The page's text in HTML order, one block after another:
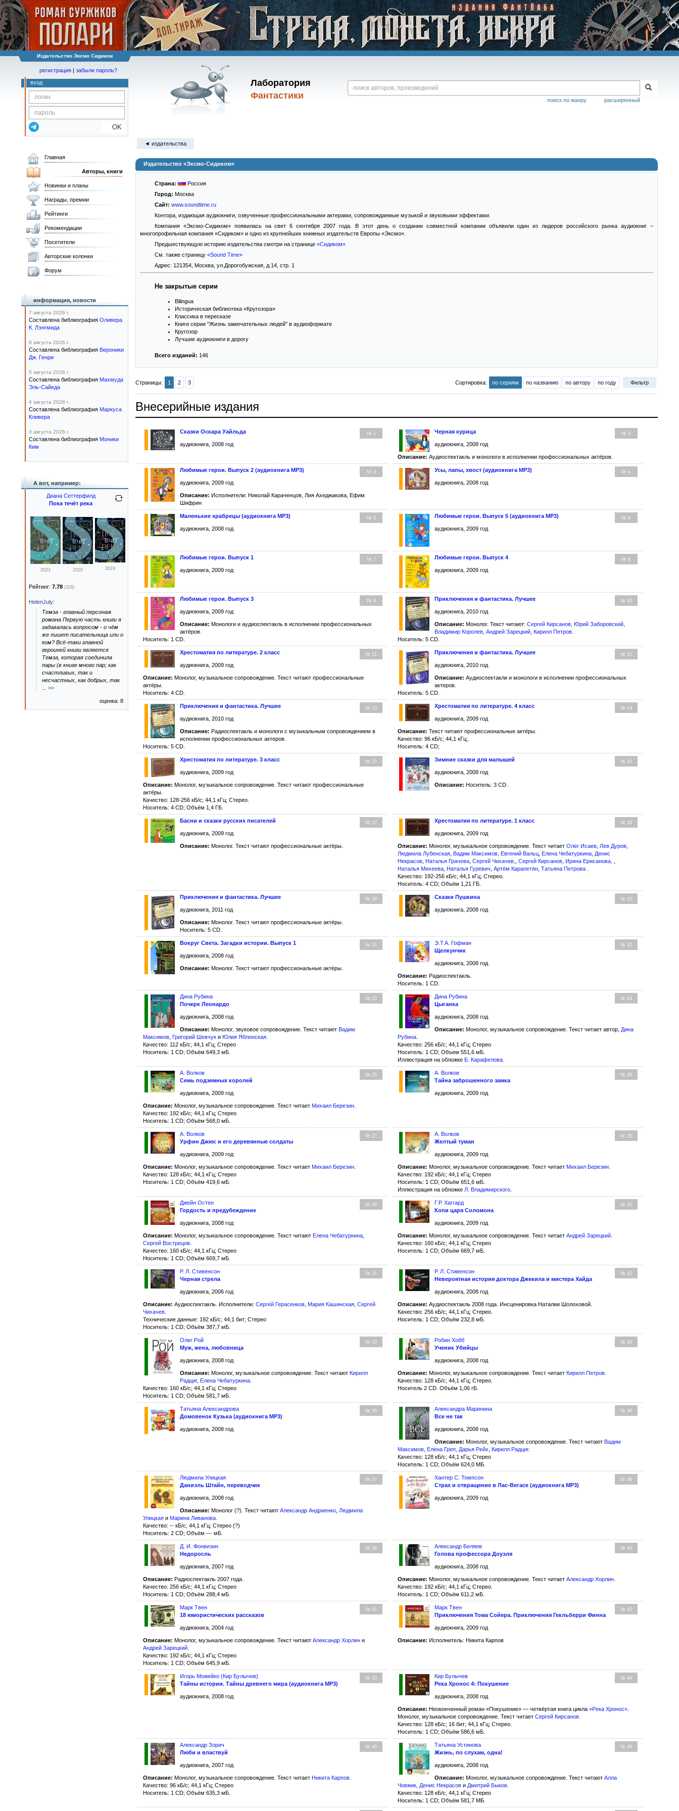
Издательство Эксмо Сидиком
Лаборатория
Фантастики
расширенный
поиск по жанру
регистрация | забыли пароль?
вход
OK
◄ издательства
Издательство «Эксмо-Сидиком»
Страна:
Россия
Город: Москва
Сайт: www.soundtime.ru
Контора, издающая аудиокниги, озвученные профессиональными актерами, сопровождаемые музыкой и звуковыми эффектами.
Компания «Эксмо-Сидиком» появилась на свет 6 сентября 2007 года. В этот день о создании совместной компании объявили один из лидеров российского рынка аудиокниг –
многопрофильная компания «Сидиком» и одно из крупнейших книжных издательств Европы «Эксмо».
Предшествующую историю издательства смотри на странице «Сидиком»
См. также страницу «Sound Time»
Адрес: 121354, Москва, ул.Дорогобужская, д.14, стр. 1
Не закрытые серии
Bilingua
Историческая библиотека «Кругозора»
Классика в пересказе
Книги серии "Жизнь замечательных людей" в аудиоформате
Кругозор
Лучшие аудиокниги в дорогу
Всего изданий: 146
Страницы: 1 2 3 Сортировка: по сериям по названию по автору по году Фильтр
Внесерийные издания
№ 1
Сказки Оскара Уайльда
аудиокнига, 2008 год
№ 2
Черная курица
аудиокнига, 2008 год
Описание: Аудиоспектакль и монологи в исполнении профессиональных актёров.
№ 3
Любимые герои. Выпуск 2 (аудиокнига MP3)
аудиокнига, 2009 год
Описание: Исполнители: Николай Караченцов, Лия Ахеджакова, Ефим
Шифрин
№ 4
Усы, лапы, хвост (аудиокнига MP3)
аудиокнига, 2008 год
№ 5
Маленькие храбрецы (аудиокнига MP3)
аудиокнига, 2008 год
№ 6
Любимые герои. Выпуск 5 (аудиокнига MP3)
аудиокнига, 2009 год
№ 7
Любимые герои. Выпуск 1
аудиокнига, 2009 год
№ 8
Любимые герои. Выпуск 4
аудиокнига, 2009 год
№ 9
Любимые герои. Выпуск 3
аудиокнига, 2009 год
Описание: Монологи и аудиоспектакль в исполнении профессиональных
актёров.
Носитель: 1 CD.
№ 10
Приключения и фантастика. Лучшее
аудиокнига, 2010 год
Описание: Монолог. Текст читают:Сергей Кирсанов Юрий Заборовский
Владимир Королев ,Андрей Зарецкий Кирилл Петров
Носитель: 5 CD.
№ 11
Хрестоматия по литературе. 2 класс
аудиокнига, 2009 год
Описание: Монолог, музыкальное сопровождение. Текст читают профессиональные
актёры.
Носитель: 4 CD.
№ 12
Приключения и фантастика. Лучшее
аудиокнига, 2010 год
Описание: Аудиоспектакли и монологи в исполнении профессиональных
актеров.
Носитель: 5 CD.
№ 13
Приключения и фантастика. Лучшее
аудиокнига, 2010 год
Описание: Радиоспектакль и монологи с музыкальным сопровождением в
исполнении профессиональных актеров.
Носитель: 5 CD.
№ 14
Хрестоматия по литературе. 4 класс
аудиокнига, 2009 год
Описание: Текст читают профессиональные актёры.
Качество: 96 кБ/с; 44,1 кГц;.
Носитель: 4 CD;
№ 15
Хрестоматия по литературе. 3 класс
аудиокнига, 2009 год
Описание: Монолог, музыкальное сопровождение. Текст читают профессиональные
актёры.
Качество: 128-256 кБ/с; 44,1 кГц; Стерео.
Носитель: 4 CD; Объём 1,4 ГБ.
№ 16
Зимние сказки для малышей
аудиокнига, 2008 год
Описание: Носитель: 3 CD.
№ 17
Басни и сказки русских писателей
аудиокнига, 2009 год
Описание: Монолог. Текст читают профессиональные актёры.
№ 18
Хрестоматия по литературе. 1 класс
аудиокнига, 2009 год
Описание: Монолог, музыкальное сопровождение. Текст читаетОлег Исаев Лев Дуров
Людмила Лубенская Вадим Максимов Евгений Вальц Елена Чебатуркина Денис
Некрасов Наталья Грачева ,Сергей Чихачев, ,Сергей Кирсанов Ирина Ерисанова,
Наталья Михеева Наталья Гуревич ,Артём Карапетян ,Татьяна Петрова
Качество: 192-256 кБ/с; 44,1 кГц; Стерео.
Носитель: 4 CD; Объём 1,21 ГБ.
№ 19
Приключения и фантастика. Лучшее
аудиокнига, 2011 год
Описание: Монолог. Текст читают профессиональные актёры.
Носитель: 5 CD.
№ 20
Сказки Пушкина
аудиокнига, 2008 год
№ 21
Вокруг Света. Загадки истории. Выпуск 1
аудиокнига, 2008 год
Описание: Монолог. Текст читают профессиональные актёры.
№ 22
Э.Т.А. Гофман
Щелкунчик
аудиокнига, 2008 год
Описание: Радиоспектакль.
Носитель: 1 CD.
№ 23
Дина Рубина
Почерк Леонардо
аудиокнига, 2008 год
Описание: Монолог, звуковое сопровождение. Текст читают Вадим
Максимов Григорий Шевчук и Юлия Яблонская
Качество: 112 кБ/с; 44,1 кГц; Стерео
Носитель: 1 CD; Объём 649,3 мБ.
№ 24
Дина Рубина
Цыганка
аудиокнига, 2008 год
Описание: Монолог, музыкальное сопровождение. Текст читает автор, Дина
Рубина
Качество: 256 кБ/с; 44,1 кГц; Стерео
Носитель: 1 CD; Объем 551,6 мБ.
Иллюстрация на обложке Б. Карафелова
№ 25
А. Волков
Семь подземных королей
аудиокнига, 2009 год
Описание: Монолог, музыкальное сопровождение. Текст читает Михаил Березин
Качество: 192 кБ/с; 44,1 кГц; Стерео
Носитель: 1 CD; Объём 568,0 мБ.
№ 26
А. Волков
Тайна заброшенного замка
аудиокнига, 2009 год
№ 27
А. Волков
Урфин Джюс и его деревянные солдаты
аудиокнига, 2009 год
Описание: Монолог, музыкальное сопровождение. Текст читает Михаил Березин
Качество: 128 кБ/с; 44,1 кГц; Стерео
Носитель: 1 CD; Объём 419,6 мБ.
№ 28
А. Волков
Желтый туман
аудиокнига, 2009 год
Описание: Монолог, музыкальное сопровождение. Текст читает Михаил Березин
Качество: 192 кБ/с; 44,1 кГц; Стерео
Носитель: 1 CD; Объём 651,6 мБ.
Иллюстрация на обложке Л. Владимирского
№ 29
Джейн Остен
Гордость и предубеждение
аудиокнига, 2008 год
Описание: Монолог, музыкальное сопровождение. Текст читают Елена Чебатуркина
Сергей Вострецов
Качество: 160 кБ/с; 44,1 кГц; Стерео
Носитель: 1 CD; Объём 669,7 мБ.
№ 30
Г.Р. Хаггард
Копи царя Соломона
аудиокнига, 2009 год
Описание: Монолог, музыкальное сопровождение. Текст читаетАндрей Зарецкий
Качество: 160 кБ/с; 44,1 кГц; Стерео
Носитель: 1 CD; Объём 669,7 мБ.
№ 31
Р. Л. Стивенсон
Черная стрела
аудиокнига, 2006 год
Описание: Аудиоспектакль. Исполнители: Сергей Герасенков Мария Кашинская Сергей
Чихачев
Технические данные: 192 кБ/с; 44,1 бит; Стерео
Носитель: 1 CD; Объём 387,7 мБ.
№ 32
Р. Л. Стивенсон
Невероятная история доктора Джекила и мистера Хайда
аудиокнига, 2008 год
Описание: Аудиоспектакль 2008 года. Инсценировка Наталии Шолоховой.
Качество: 256 кБ/с; 44,1 кГц; Стерео.
Носитель: 1 CD; Объём 232,8 мБ.
№ 33
Олег Рой
Муж, жена, любовница
аудиокнига, 2008 год
Описание: Монолог, музыкальное сопровождение. Текст читают Кирилл
Радциг, Елена Чебатуркина
Качество: 160 кБ/с; 44,1 кГц; Стерео
Носитель: 1 CD; Объём 581,7 мБ.
№ 34
Робин Хобб
Ученик Убийцы
аудиокнига, 2008 год
Описание: Монолог, музыкальное сопровождение. Текст читает Кирилл Петров
Качество: 128 кБ/с; 44,1 кГц; Стерео.
Носитель 2 CD. Объём 1,06 гБ.
№ 35
Татьяна Александрова
Домовенок Кузька (аудиокнига MP3)
аудиокнига, 2008 год
№ 36
Александра Маринина
Все не так
аудиокнига, 2008 год
Описание: Монолог, музыкальное сопровождение. Текст читают Вадим
Максимов Елена Греп Дарья Рейх Кирилл Радциг.
Качество: 128 кБ/с; 44,1 кГц; Стерео
Носитель: 1 CD; Объём 624,0 МБ.
№ 37
Людмила Улицкая
Даниэль Штайн, переводчик
аудиокнига, 2008 год
Описание: Монолог (?). Текст читают Александр Андриенко Людмила
Улицкая и Марина Ливанова
Качество: -- кБ/с; 44,1 кГц; Стерео (?)
Носитель: 2 CD; Объём --- мБ.
№ 38
Хантер С. Томпсон
Страх и отвращение в Лас-Вегасе (аудиокнига MP3)
аудиокнига, 2009 год
№ 39
Д. И. Фонвизин
Недоросль
аудиокнига, 2007 год
Описание: Радиоспектакль 2007 года.
Качество: 256 кБ/с; 44,1 кГц; Стерео
Носитель: 1 CD; Объём 288,4 мБ.
№ 40
Александр Беляев
Голова профессора Доуэля
аудиокнига, 2008 год
Описание: Монолог, музыкальное сопровождение. Текст читаетАлександр Хорлин
Качество: 192 кБ/с; 44,1 кГц; Стерео.
Носитель: 1 CD; Объём 611,2 мБ.
№ 41
Марк Твен
18 юмористических рассказов
аудиокнига, 2004 год
Описание: Монолог, музыкальное сопровождение. Текст читают Александр Хорлин и
Андрей Зарецкий
Качество: 192 кБ/с; 44,1 кГц; Стерео
Носитель: 1 CD; Объём 645,9 мБ.
№ 42
Марк Твен
Приключения Тома Сойера. Приключения Гекльберри Финна
аудиокнига, 2009 год
Описание: Исполнитель: Никита Карпов
№ 43
Игорь Можейко (Кир Булычев)
Тайны истории. Тайны древнего мира (аудиокнига MP3)
аудиокнига, 2008 год
№ 44
Кир Булычев
Река Хронос 4: Покушение
аудиокнига, 2008 год
Описание: Неоконченный роман «Покушение» — четвёртая книга цикла«Река Хронос»
Монолог, музыкальное сопровождение. Текст читаетСергей Кирсанов
Качество: 128 кБ/с; 16 бит; 44,1 кГц; Стерео.
Носитель: 1 CD; Объём 586,6 мБ.
№ 45
Александр Зорич
Люби и властвуй
аудиокнига, 2007 год
Описание: Монолог, музыкальное сопровождение. Текст читает Никита Карпов
Качество: 96 кБ/с; 44,1 кГц; Стерео
Носитель: 1 CD; Объём 635,3 мБ.
№ 46
Татьяна Устинова
Жизнь, по слухам, одна!
аудиокнига, 2008 год
Описание: Монолог, музыкальное сопровождение. Текст читаютАлла
Човжик Денис Некрасов и Дмитрий Быков
Качество: 128 кБ/с; 44,1 кГц; Стерео
Носитель: 1 CD; Объём 581,7 МБ.
Главная
Авторы, книги
Новинки и планы
Награды, премии
Рейтинги
Рекомендации
Посетители
Авторские колонки
Форум
информация, новости
7 августа 2026 г.
Составлена библиография Оливера
К. Лэнгмида
6 августа 2026 г.
Составлена библиография Вероники
Дж. Генри
5 августа 2026 г.
Составлена библиография Махмуда
Эль-Сайеда
4 августа 2026 г.
Составлена библиография Маркуса
Кливера
3 августа 2026 г.
Составлена библиография Моники
Ким
А вот, например:
Диана Сеттерфилд
Пока течёт река
2023 2020 2019
Рейтинг: 7.78 (118)
HelenJuly:
Темза - главный персонаж
романа Первую часть книги я
задавалась вопросом - о чём
же пишет писательница или о
ком? Всё-таки главной
героиней книги является
Темза, которая соединила
пары (в книге много пар; как
счастливых, так и
несчастных, как добрых, так
>>
оценка: 8